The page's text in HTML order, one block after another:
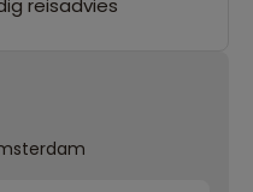
reisadvies